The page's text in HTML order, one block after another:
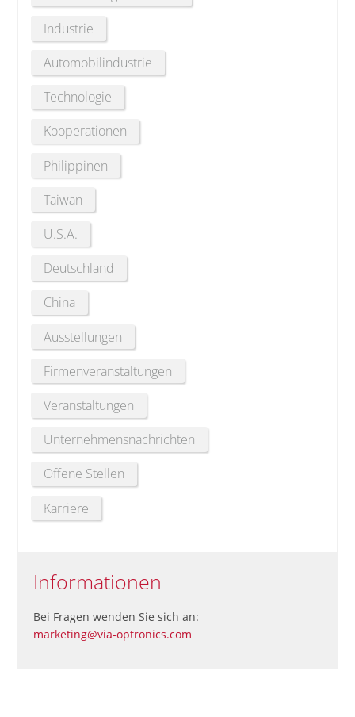
Industrie
Automobilindustrie
Technologie
Kooperationen
Philippinen
Taiwan
U.S.A.
Deutschland
China
Ausstellungen
Firmenveranstaltungen
Veranstaltungen
Unternehmensnachrichten
Offene Stellen
Karriere
Informationen
Bei Fragen wenden Sie sich an:
marketing@via-optronics.com